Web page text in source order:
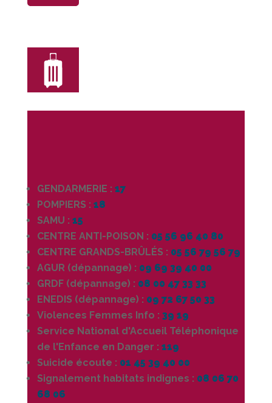
GENDARMERIE : 17
POMPIERS : 18
SAMU : 15
CENTRE ANTI-POISON : 05 56 96 40 80
CENTRE GRANDS-BRÛLÉS : 05 56 79 56 79
AGUR (dépannage) : 09 69 39 40 00
GRDF (dépannage) : 08 00 47 33 33
ENEDIS (dépannage) : 09 72 67 50 33
Violences Femmes Info : 39 19
Service National d'Accueil Téléphonique
de l'Enfance en Danger : 119
Suicide écoute : 01 45 39 40 00
Signalement habitats indignes : 08 06 70
68 06